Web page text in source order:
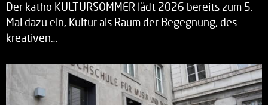
Der katho KULTURSOMMER lädt 2026 bereits zum 5.
Mal dazu ein, Kultur als Raum der Begegnung, des
kreativen…